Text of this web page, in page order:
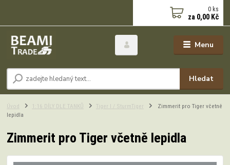
Menu
Hledat
0 ks
za 0,00 Kč
Úvod 1:16 DÍLY DLE TANKŮ Tiger I / SturmTiger
Zimmerit pro Tiger včetně
lepidla
Zimmerit pro Tiger včetně lepidla